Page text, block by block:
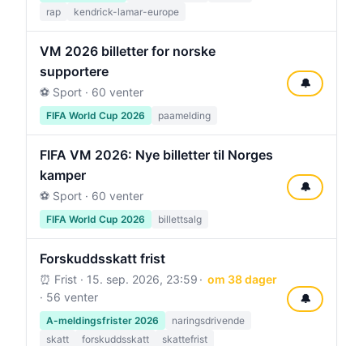
rap
kendrick-lamar-europe
VM 2026 billetter for norske
supportere
⚽ Sport · 60 venter
FIFA World Cup 2026 paamelding
🔔
FIFA VM 2026: Nye billetter til Norges
kamper
⚽ Sport · 60 venter
FIFA World Cup 2026 billettsalg
🔔
Forskuddsskatt frist
⏰ Frist · 15. sep. 2026, 23:59
om 38 dager
· 56 venter
A-meldingsfrister 2026
naringsdrivende
skatt
forskuddsskatt skattefrist
🔔